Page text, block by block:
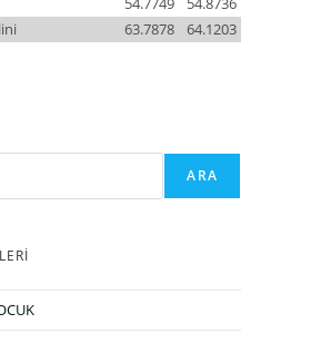
64.1203
63.7878
ARA